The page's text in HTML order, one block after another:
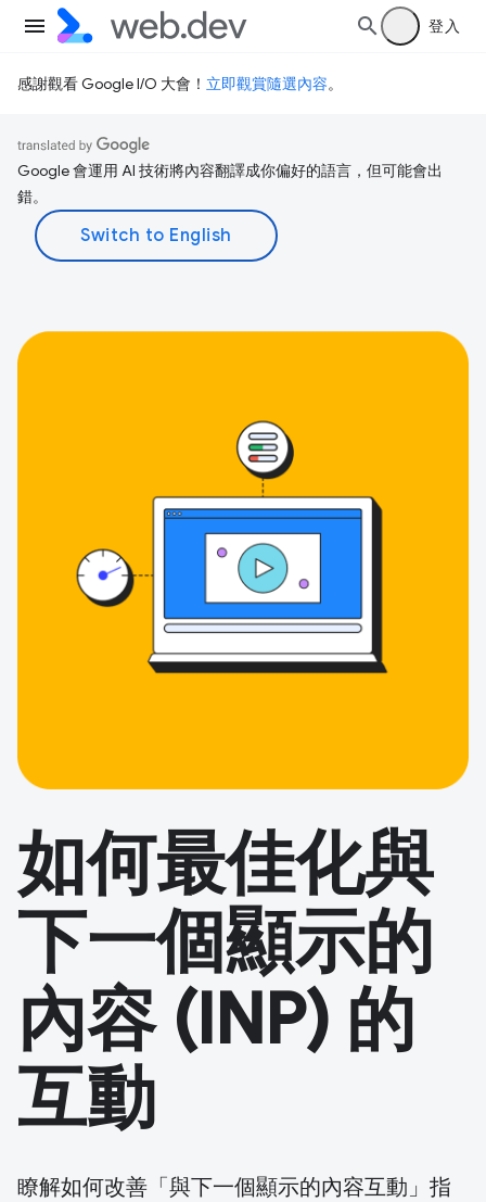
登入
感謝觀看 Google I/O 大會！ 立即觀賞隨選內容。
Google 會運用 AI 技術將內容翻譯成你偏好的語言，但可能會出
錯。
如何最佳化與
下一個顯示的
內容 (INP) 的
互動
瞭解如何改善「與下一個顯示的內容互動」指